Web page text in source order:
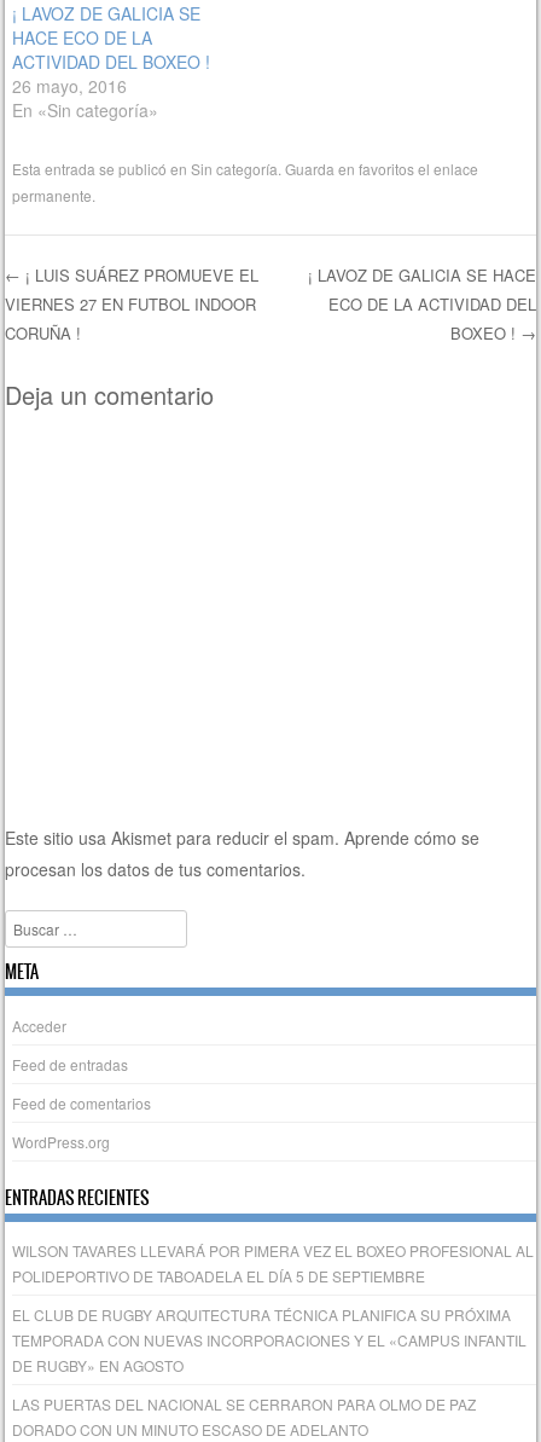
¡ LAVOZ DE GALICIA SE
HACE ECO DE LA
ACTIVIDAD DEL BOXEO !
26 mayo, 2016
En «Sin categoría»
Esta entrada se publicó enSin categoría . Guarda en favoritos elenlace
permanente
Navegación de entradas
← ¡ LUIS SUÁREZ PROMUEVE EL
VIERNES 27 EN FUTBOL INDOOR
CORUÑA !
¡ LAVOZ DE GALICIA SE HACE
ECO DE LA ACTIVIDAD DEL
BOXEO ! →
Deja un comentario
Este sitio usa Akismet para reducir el spam.Aprende cómo se
procesan los datos de tus comentarios.
Buscar
META
Acceder
Feed de entradas
Feed de comentarios
WordPress.org
ENTRADAS RECIENTES
WILSON TAVARES LLEVARÁ POR PIMERA VEZ EL BOXEO PROFESIONAL AL
POLIDEPORTIVO DE TABOADELA EL DÍA 5 DE SEPTIEMBRE
EL CLUB DE RUGBY ARQUITECTURA TÉCNICA PLANIFICA SU PRÓXIMA
TEMPORADA CON NUEVAS INCORPORACIONES Y EL «CAMPUS INFANTIL
DE RUGBY» EN AGOSTO
LAS PUERTAS DEL NACIONAL SE CERRARON PARA OLMO DE PAZ
DORADO CON UN MINUTO ESCASO DE ADELANTO